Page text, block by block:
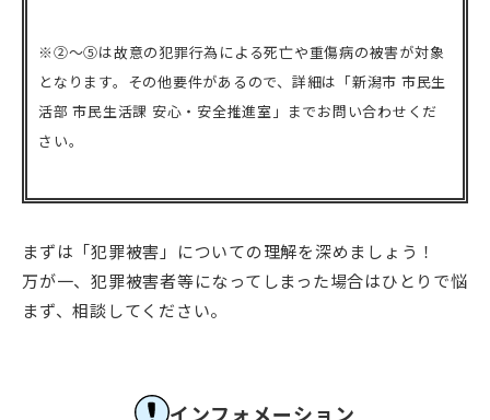
※②～⑤は故意の犯罪行為による死亡や重傷病の被害が対象
となります。その他要件があるので、詳細は「新潟市 市民生
活部 市民生活課 安心・安全推進室」までお問い合わせくだ
さい。
まずは「犯罪被害」についての理解を深めましょう！
万が一、犯罪被害者等になってしまった場合はひとりで悩
まず、相談してください。
インフォメーション